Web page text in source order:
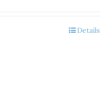
Details